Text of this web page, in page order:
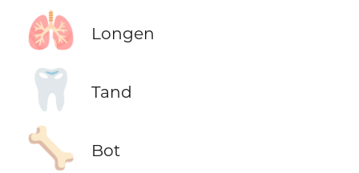
🫁 Longen
🦷 Tand
🦴 Bot